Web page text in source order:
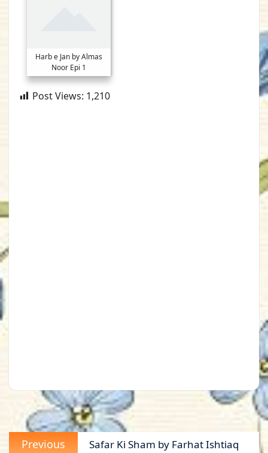
Harb e Jan by Almas
Noor Epi 1
Post Views: 1,210
Post
navigation
Previous
Previous
Safar Ki Sham by Farhat Ishtiaq